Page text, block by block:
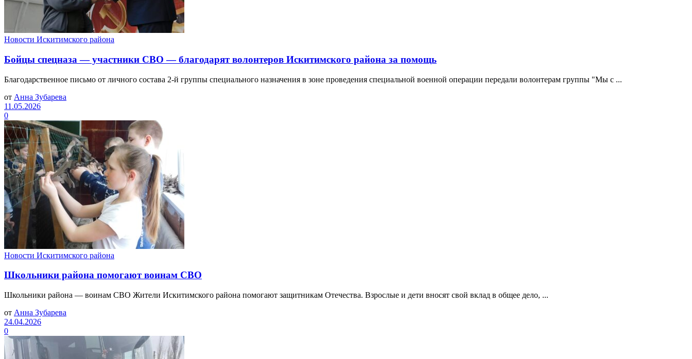
Новости Искитимского района
Бойцы спецназа — участники СВО — благодарят волонтеров Искитимского района за помощь
Благодарственное письмо от личного состава 2-й группы специального назначения в зоне проведения специальной военной операции передали волонтерам группы "Мы с ...
от Анна Зубарева
11.05.2026
0
Новости Искитимского района
Школьники района помогают воинам СВО
Школьники района — воинам СВО Жители Искитимского района помогают защитникам Отечества. Взрослые и дети вносят свой вклад в общее дело, ...
от Анна Зубарева
24.04.2026
0